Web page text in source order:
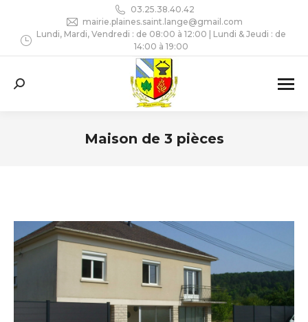
03.25.38.40.42
mairie.plaines.saint.lange@gmail.com
Lundi, Mardi, Vendredi : de 08:00 à 12:00 | Lundi & Jeudi : de
14:00 à 19:00
Recherche
Maison de 3 pièces